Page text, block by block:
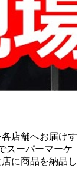
店舗へお届けす
スーパーマーケ
に商品を納品し